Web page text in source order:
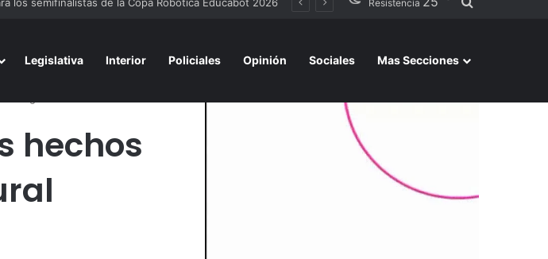
Resistencia
Legislativa Interior Policiales Opinión Sociales Mas Secciones
hechos